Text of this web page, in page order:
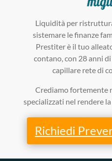
Liquidità per
sistemare le finanze
Prestiter è il tuo
contano, con 28 anni
capillare rete di
Crediamo fortemente
specializzati nel rendere
Richiedi